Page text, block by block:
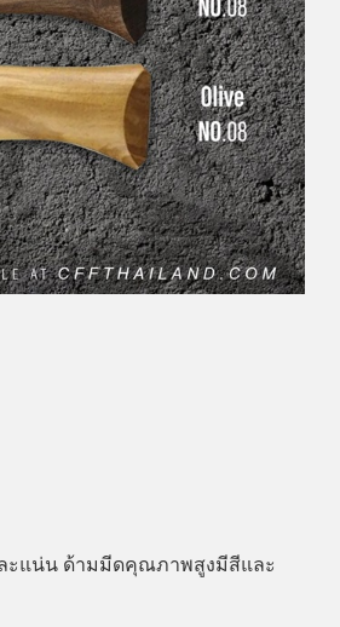
ละแน่น ด้ามมีดคุณภาพสูงมีสีและ